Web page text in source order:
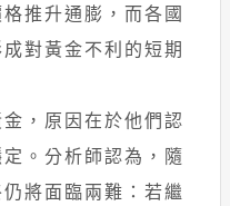
推升通膨，而各國
對黃金不利的短期
，原因在於他們認
。分析師認為，隨
將面臨兩難：若繼